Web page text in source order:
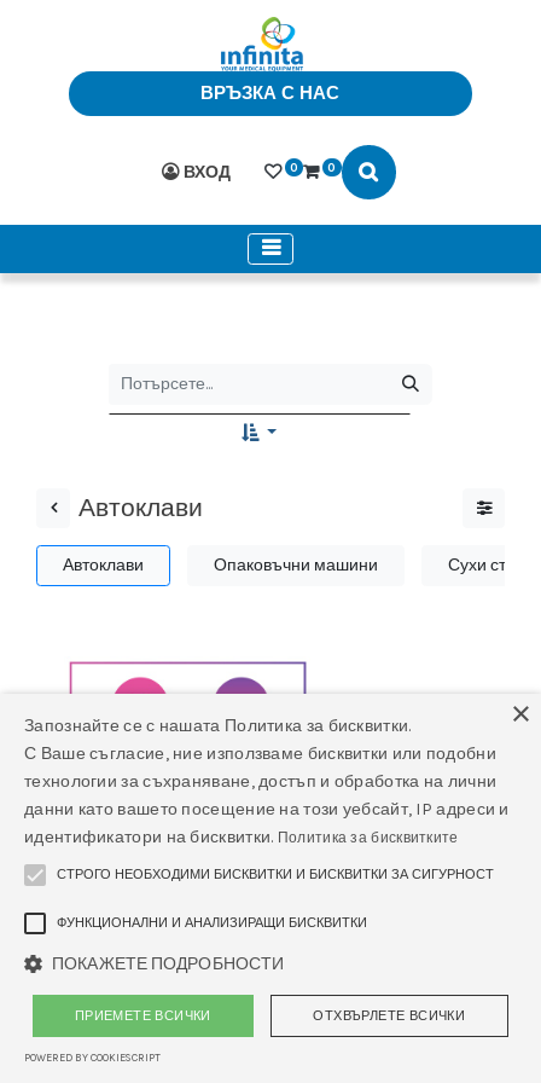
ВРЪЗКА С НАС
ВХОД 0 0
Автоклави
Автоклави Опаковъчни машини Сухи
автоклав за стерилизация
Автоклав QUATRO - Smart 18
или 22 л LCD дисплей
×
Запознайте се с нашата Политика за бисквитки.
С Ваше съгласие, ние използваме бисквитки или подобни
технологии за съхраняване, достъп и обработка на лични
данни като вашето посещение на този уебсайт, IP адреси и
идентификатори на бисквитки. Политика за бисквитките
СТРОГО НЕОБХОДИМИ БИСКВИТКИ И БИСКВИТКИ ЗА СИГУРНОСТ
ФУНКЦИОНАЛНИ И АНАЛИЗИРАЩИ БИСКВИТКИ
ПОКАЖЕТЕ ПОДРОБНОСТИ
ПРИЕМЕТЕ ВСИЧКИ ОТХВЪРЛЕТЕ ВСИЧКИ
POWERED BY COOKIESCRIPT